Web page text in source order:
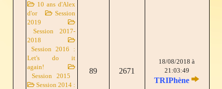
10 ans d'Alex
d'or
Session
2019
Session 2017-
2018
Session 2016 :
Let's do it
again!
Session 2015
Session 2014 :
89 2671
18/08/2018 à
21:03:49
TRIPhène